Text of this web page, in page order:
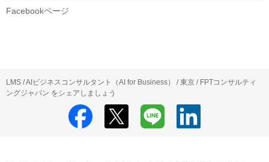
Facebookページ
LMS / AIビジネスコンサルタント（AI for Business） / 東京 / FPTコンサルティ
ングジャパン をシェアしましょう